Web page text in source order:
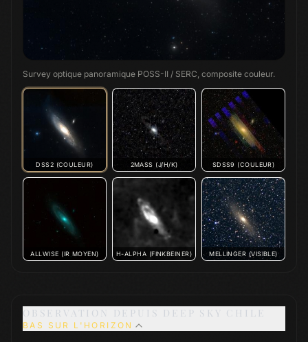
Survey optique panoramique POSS-II / SERC, composite couleur.
DSS2 (COULEUR) 2MASS (J/H/K) SDSS9 (COULEUR)
ALLWISE (IR MOYEN) H-ALPHA (FINKBEINER) MELLINGER (VISIBLE)
OBSERVATION DEPUIS DEEP SKY CHILE
BAS SUR L'HORIZON